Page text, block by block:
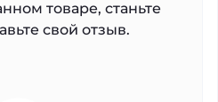
товаре, станьте
свой отзыв.